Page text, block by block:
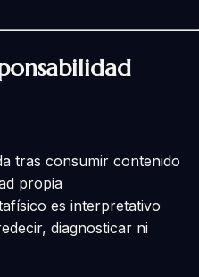
tras consumir contenido
propia
es interpretativo
diagnosticar ni